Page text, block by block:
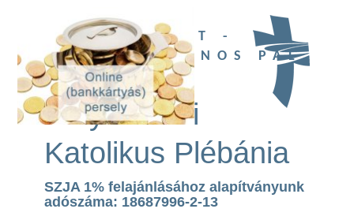
UBI DEUS EST -
SZENT II. JÁNOS PÁL
TEMPLOM
Páty Római
Katolikus Plébánia
SZJA 1% felajánlásához alapítványunk
adószáma: 18687996-2-13